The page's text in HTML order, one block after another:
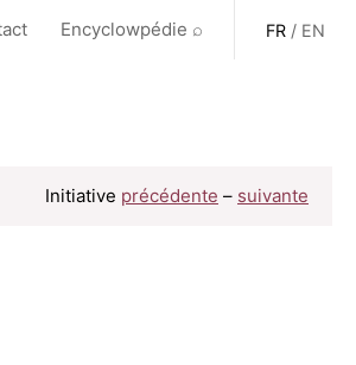
Encyclowpédie ⌕ FR / EN
Initiative précédente – suivante